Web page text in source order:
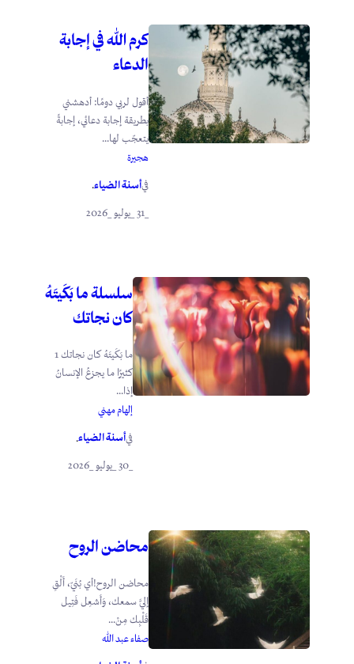
كرم الله في إجابة
الدعاء
أقول لربي دومًا: أدهشني
بطريقة إجابة دعائي، إجابةً
يتعجّب لها...
هجيرة
فيأسنة الضياء.
سلسلة ما بَكَيتَهُ
كان نجاتك
ما بَكَيتَهُ كان نجاتك 1
كثيرًا ما يجزعُ الإنسانُ
إذا...
إلهام مهني
فيأسنة الضياء.
محاضن الروح
محاضن الروح!أي بُنَيّ، أَلْقِ
إليَّ سمعك، وَأَشعِل فَتِيل
قَلْبِك مِنْ...
صفاء عبد الله